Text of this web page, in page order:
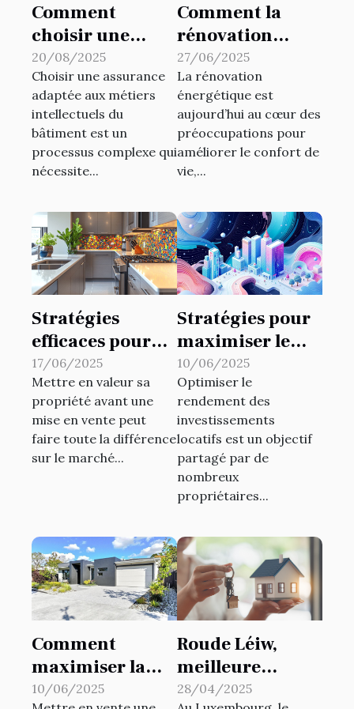
Comment
choisir une
assurance pour
les métiers
intellectuels du
bâtiment ?
20/08/2025
Choisir une assurance
adaptée aux métiers
intellectuels du
bâtiment est un
processus complexe qui
nécessite...
Comment la
rénovation
énergétique
transforme-t-
elle votre
habitat ?
27/06/2025
La rénovation
énergétique est
aujourd’hui au cœur des
préoccupations pour
améliorer le confort de
vie,...
Stratégies
efficaces pour
augmenter la
valeur de votre
propriété avant
la vente
17/06/2025
Mettre en valeur sa
propriété avant une
mise en vente peut
faire toute la différence
sur le marché...
Stratégies pour
maximiser le
rendement des
investissements
locatifs
10/06/2025
Optimiser le
rendement des
investissements
locatifs est un objectif
partagé par de
nombreux
propriétaires...
Comment
maximiser la
valeur de votre
10/06/2025
Roude Léiw,
meilleure
agence
28/04/2025